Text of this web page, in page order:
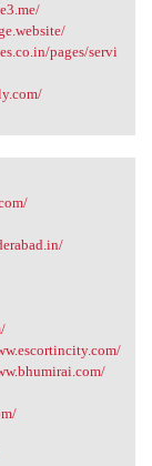
pages/servi